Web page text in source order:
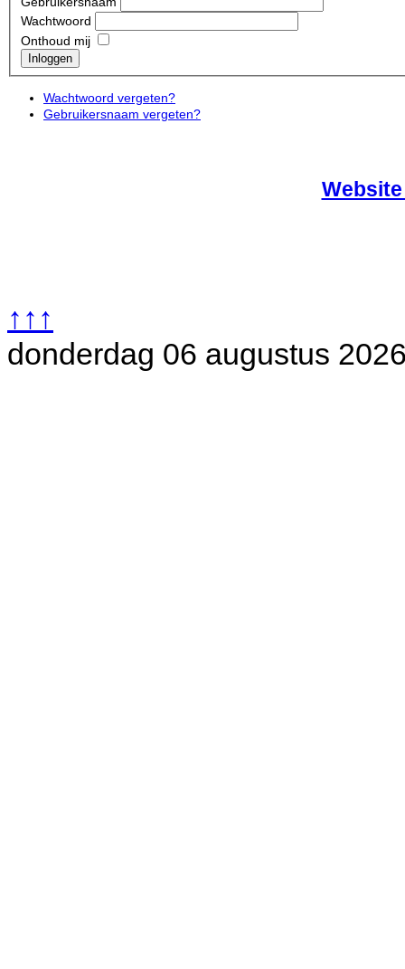
Wachtwoord
Onthoud mij
Inloggen
Wachtwoord vergeten?
Gebruikersnaam vergeten?
↑↑↑
donderdag 06 augustus